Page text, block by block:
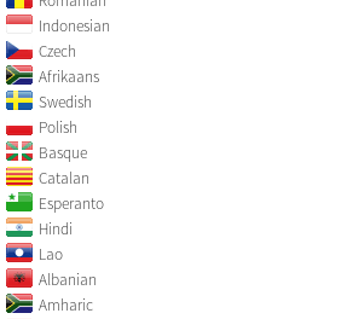
Indonesian
Czech
Afrikaans
Swedish
Polish
Basque
Catalan
Esperanto
Hindi
Lao
Albanian
Amharic